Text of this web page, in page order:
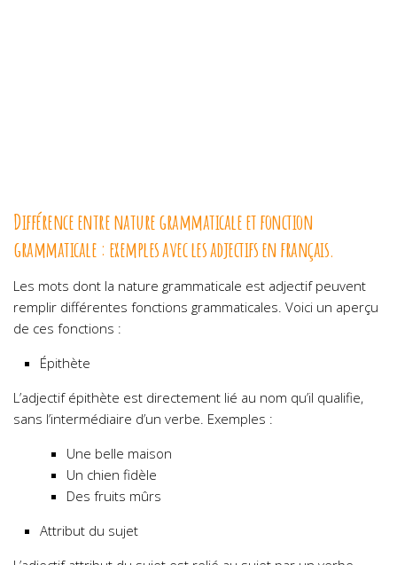
Différence entre nature grammaticale et fonction
grammaticale : exemples avec les adjectifs en français.
Les mots dont la nature grammaticale est adjectif peuvent
remplir différentes fonctions grammaticales. Voici un aperçu
de ces fonctions :
Épithète
L’adjectif épithète est directement lié au nom qu’il qualifie,
sans l’intermédiaire d’un verbe. Exemples :
Une belle maison
Un chien fidèle
Des fruits mûrs
Attribut du sujet